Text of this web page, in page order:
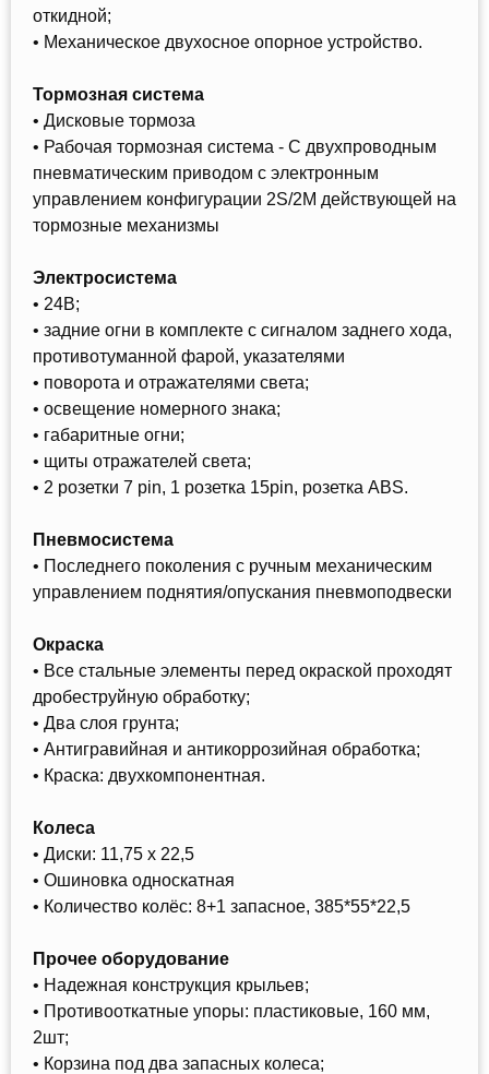
откидной;
• Механическое двухосное опорное устройство.
Тормозная система
• Дисковые тормоза
• Рабочая тормозная система - С двухпроводным
пневматическим приводом c электронным
управлением конфигурации 2S/2M действующей на
тормозные механизмы
Электросистема
• 24В;
• задние огни в комплекте с сигналом заднего хода,
противотуманной фарой, указателями
• поворота и отражателями света;
• освещение номерного знака;
• габаритные огни;
• щиты отражателей света;
• 2 розетки 7 pin, 1 розетка 15pin, розетка ABS.
Пневмосистема
• Последнего поколения с ручным механическим
управлением поднятия/опускания пневмоподвески
Окраска
• Все стальные элементы перед окраской проходят
дробеструйную обработку;
• Два слоя грунта;
• Антигравийная и антикоррозийная обработка;
• Краска: двухкомпонентная.
Колеса
• Диски: 11,75 х 22,5
• Ошиновка односкатная
• Количество колёс: 8+1 запасное, 385*55*22,5
Прочее оборудование
• Надежная конструкция крыльев;
• Противооткатные упоры: пластиковые, 160 мм,
2шт;
• Корзина под два запасных колеса;